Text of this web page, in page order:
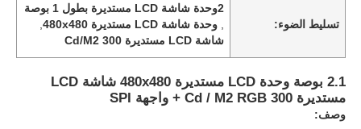
تسليط الضوء:
2وحدة شاشة LCD مستديرة بطول 1 بوصة
,وحدة شاشة LCD مستديرة 480x480
شاشة LCD مستديرة 300 Cd/M2
2.1 بوصة وحدة LCD مستديرة 480x480 شاشة LCD
مستديرة 300 Cd / M2 RGB + واجهة SPI
وصف: